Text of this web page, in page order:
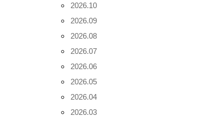
2026.10
2026.09
2026.08
2026.07
2026.06
2026.05
2026.04
2026.03